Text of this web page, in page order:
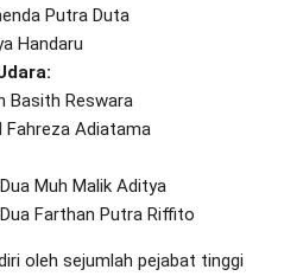
Putra Duta
Handaru
Basith Reswara
Fahreza Adiatama
Muh Malik Aditya
Farthan Putra Riffito
oleh sejumlah pejabat tinggi